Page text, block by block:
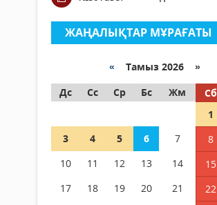
ЖАҢАЛЫҚТАР МҰРАҒАТЫ
« Тамыз 2026 »
Дс
Сс Ср Бс Жм Сб
1
3
4 5 6 7 8
10
11 12 13 14 15
17
18 19 20 21 22